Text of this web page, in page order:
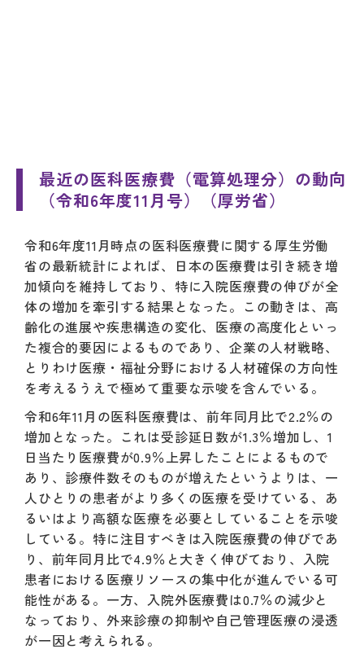
最近の医科医療費（電算処理分）の動向
（令和6年度11月号）（厚労省）
令和6年度11月時点の医科医療費に関する厚生労働
省の最新統計によれば、日本の医療費は引き続き増
加傾向を維持しており、特に入院医療費の伸びが全
体の増加を牽引する結果となった。この動きは、高
齢化の進展や疾患構造の変化、医療の高度化といっ
た複合的要因によるものであり、企業の人材戦略、
とりわけ医療・福祉分野における人材確保の方向性
を考えるうえで極めて重要な示唆を含んでいる。
令和6年11月の医科医療費は、前年同月比で2.2％の
増加となった。これは受診延日数が1.3％増加し、1
日当たり医療費が0.9％上昇したことによるもので
あり、診療件数そのものが増えたというよりは、一
人ひとりの患者がより多くの医療を受けている、あ
るいはより高額な医療を必要としていることを示唆
している。特に注目すべきは入院医療費の伸びであ
り、前年同月比で4.9％と大きく伸びており、入院
患者における医療リソースの集中化が進んでいる可
能性がある。一方、入院外医療費は0.7％の減少と
なっており、外来診療の抑制や自己管理医療の浸透
が一因と考えられる。